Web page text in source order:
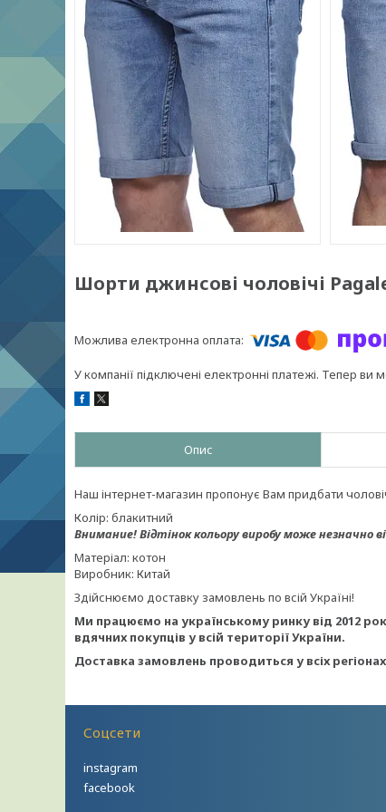
Шорти джинсові чоловічі
У компанії підключені електронні платежі. Тепер
Опис
Наш інтернет-магазин пропонує Вам придбати
Колір: блакитний
Внимание!Відтінок кольору виробу може незначно
Матеріал: котон
Виробник: Китай
Здійснюємо доставку замовлень по всій Україні!
Ми працюємо на українському ринку від 2012
вдячних покупців у всій території України.
Доставка замовлень проводиться у всіх
Соцсети
instagram
facebook